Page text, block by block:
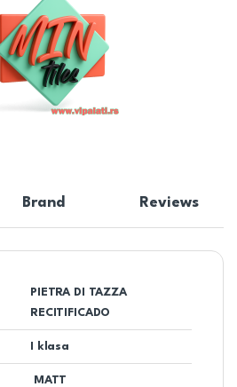
Brand Reviews
PIETRA DI TAZZA
RECITIFICADO
I klasa
MATT